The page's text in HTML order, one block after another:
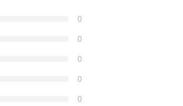
0
0
0
0
0